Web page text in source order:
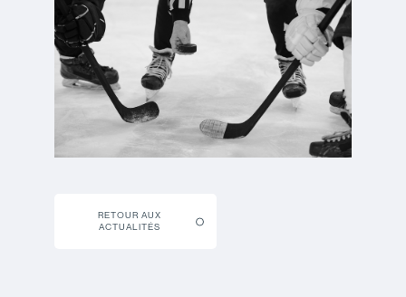
RETOUR AUX
ACTUALITÉS